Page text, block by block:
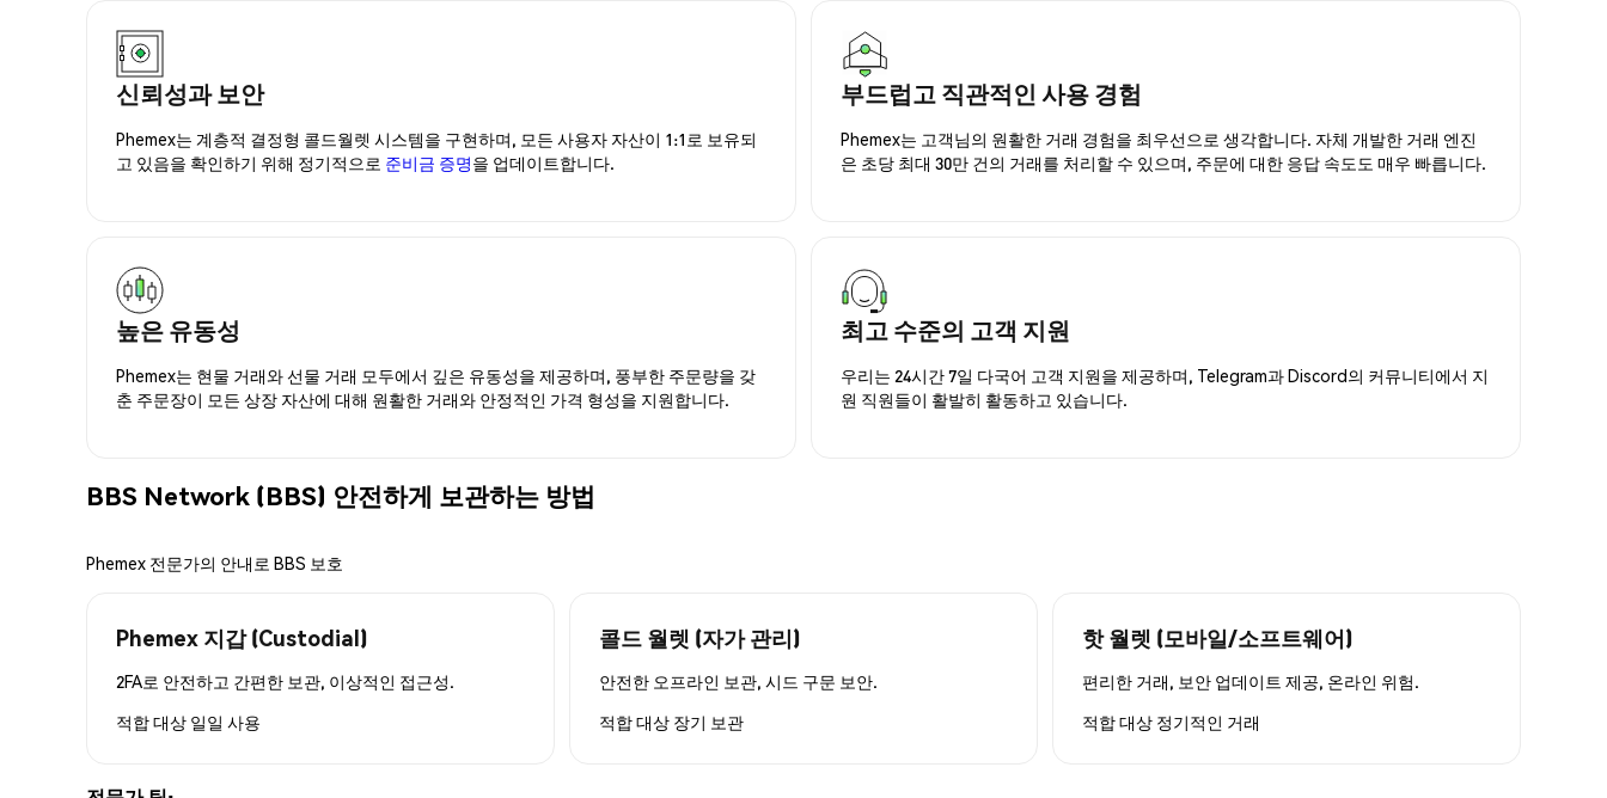
신뢰성과 보안
Phemex는 계층적 결정형 콜드월렛 시스템을 구현하며, 모든 사용자 자산이 1:1로 보유되
고 있음을 확인하기 위해 정기적으로 준비금 증명을 업데이트합니다.
부드럽고 직관적인 사용 경험
Phemex는 고객님의 원활한 거래 경험을 최우선으로 생각합니다. 자체 개발한 거래 엔진
은 초당 최대 30만 건의 거래를 처리할 수 있으며, 주문에 대한 응답 속도도 매우 빠릅니다.
높은 유동성
Phemex는 현물 거래와 선물 거래 모두에서 깊은 유동성을 제공하며, 풍부한 주문량을 갖
춘 주문장이 모든 상장 자산에 대해 원활한 거래와 안정적인 가격 형성을 지원합니다.
최고 수준의 고객 지원
우리는 24시간 7일 다국어 고객 지원을 제공하며, Telegram과 Discord의 커뮤니티에서 지
원 직원들이 활발히 활동하고 있습니다.
BBS Network (BBS) 안전하게 보관하는 방법
Phemex 전문가의 안내로 BBS 보호
Phemex 지갑 (Custodial)
2FA로 안전하고 간편한 보관, 이상적인 접근성.
적합 대상 일일 사용
콜드 월렛 (자가 관리)
안전한 오프라인 보관, 시드 구문 보안.
적합 대상 장기 보관
핫 월렛 (모바일/소프트웨어)
편리한 거래, 보안 업데이트 제공, 온라인 위험.
적합 대상 정기적인 거래